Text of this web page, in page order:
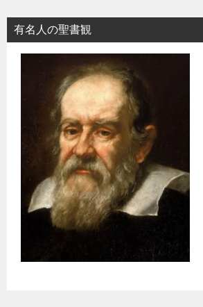
有名人の聖書観